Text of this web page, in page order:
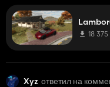
18 375
Xyz ответил на